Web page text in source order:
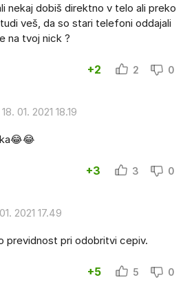
nekaj dobiš direktno v telo ali preko
veš, da so stari telefoni oddajali
na tvoj nick ?
+2 2 0
18. 01. 2021 18.19
+3 3 0
2021 17.49
previdnost pri odobritvi cepiv.
+5 5 0